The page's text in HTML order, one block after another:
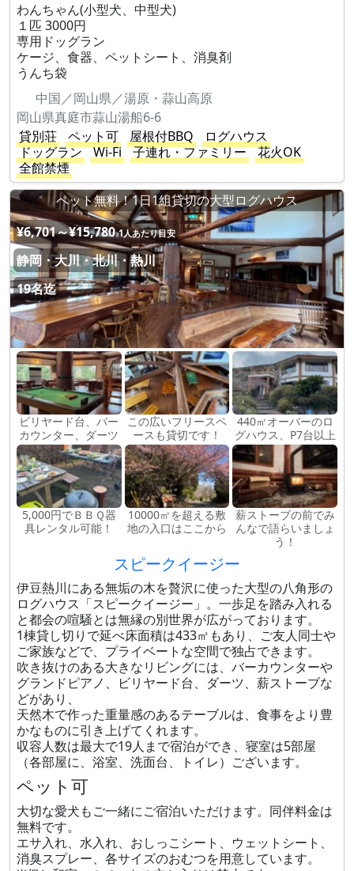
わんちゃん(小型犬、中型犬)
１匹 3000円
専用ドッグラン
ケージ、食器、ペットシート、消臭剤
うんち袋
中国／岡山県／湯原・蒜山高原
岡山県真庭市蒜山湯船6-6
貸別荘
ペット可 屋根付BBQ
ログハウス
ドッグラン
Wi-Fi 子連れ・ファミリー
花火OK
全館禁煙
ペット無料！1日1組貸切の大型ログハウス
¥6,701～¥15,780 1人あたり目安
静岡・大川・北川・熱川
19名迄
ビリヤード台、バー
カウンター、ダーツ
この広いフリースペ
ースも貸切です！
440㎡オーバーのロ
グハウス、P7台以上
5,000円でＢＢＱ器
具レンタル可能！
10000㎡を超える敷
地の入口はここから
薪ストーブの前でみ
んなで語らいましょ
う！
スピークイージー
伊豆熱川にある無垢の木を贅沢に使った大型の八角形の
ログハウス「スピークイージー」。一歩足を踏み入れる
と都会の喧騒とは無縁の別世界が広がっております。
1棟貸し切りで延べ床面積は433㎡もあり、ご友人同士や
ご家族などで、プライベートな空間で独占できます。
吹き抜けのある大きなリビングには、バーカウンターや
グランドピアノ、ビリヤード台、ダーツ、薪ストーブな
どがあり、
天然木で作った重量感のあるテーブルは、食事をより豊
かなものに引き上げてくれます。
収容人数は最大で19人まで宿泊ができ、寝室は5部屋
（各部屋に、浴室、洗面台、トイレ）ございます。
ペット可
大切な愛犬もご一緒にご宿泊いただけます。同伴料金は
無料です。
エサ入れ、水入れ、おしっこシート、ウェットシート、
消臭スプレー、各サイズのおむつを用意しています。